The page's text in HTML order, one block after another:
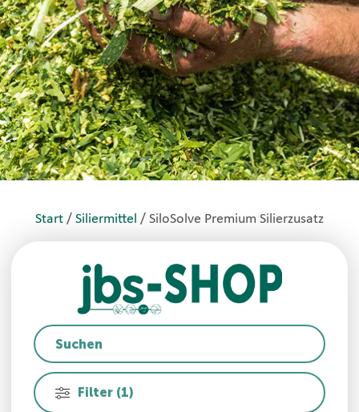
Start / Siliermittel / SiloSolve Premium Silierzusatz
Filter (1)